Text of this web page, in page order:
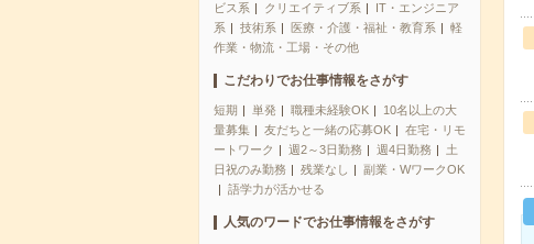
ビス系
クリエイティブ系
IT・エンジニア
系
技術系 医療・介護・福祉・教育系
軽
作業・物流・工場・その他
こだわりでお仕事情報をさがす
短期 単発 職種未経験OK
10名以上の大
量募集
友だちと一緒の応募OK
在宅・リモ
ートワーク
週2～3日勤務 週4日勤務
土
日祝のみ勤務
残業なし
副業・WワークOK
語学力が活かせる
人気のワードでお仕事情報をさがす